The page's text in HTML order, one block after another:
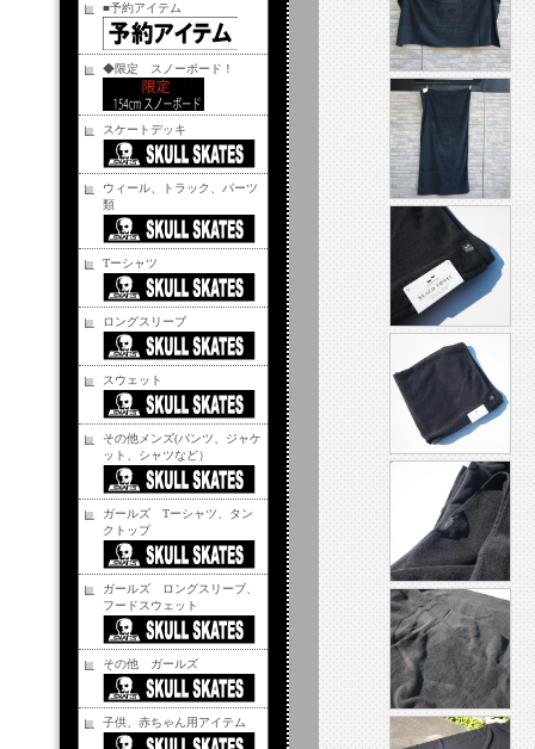
■予約アイテム
◆限定 スノーボード！
スケートデッキ
ウィール、トラック、パーツ
類
Tーシャツ
ロングスリーブ
スウェット
その他メンズ(パンツ、ジャケ
ット、シャツなど）
ガールズ Tーシャツ、タン
クトップ
ガールズ ロングスリーブ、
フードスウェット
その他 ガールズ
子供、赤ちゃん用アイテム